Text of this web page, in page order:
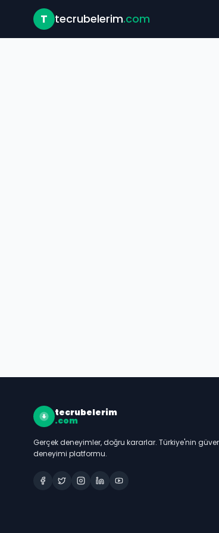
T tecrubelerim.com
tecrubelerim
.com
Gerçek deneyimler, doğru kararlar. Türkiye'nin
deneyimi platformu.